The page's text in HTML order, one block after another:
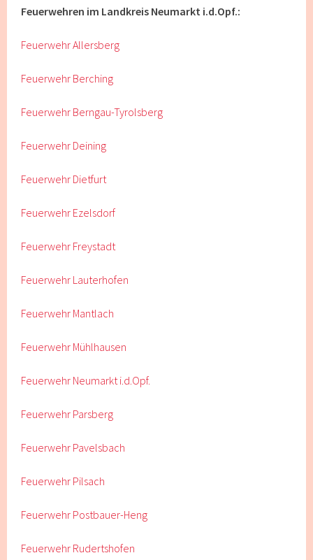
Feuerwehren im Landkreis Neumarkt i.d.Opf.:
Feuerwehr Allersberg
Feuerwehr Berching
Feuerwehr Berngau-Tyrolsberg
Feuerwehr Deining
Feuerwehr Dietfurt
Feuerwehr Ezelsdorf
Feuerwehr Freystadt
Feuerwehr Lauterhofen
Feuerwehr Mantlach
Feuerwehr Mühlhausen
Feuerwehr Neumarkt i.d.Opf.
Feuerwehr Parsberg
Feuerwehr Pavelsbach
Feuerwehr Pilsach
Feuerwehr Postbauer-Heng
Feuerwehr Rudertshofen